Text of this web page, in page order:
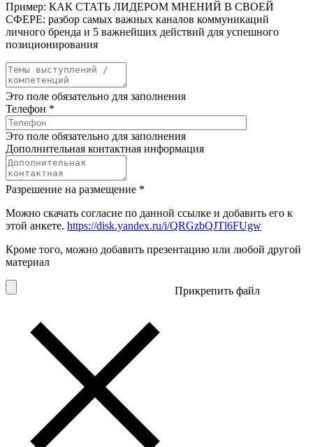
Пример: КАК СТАТЬ ЛИДЕРОМ МНЕНИЙ В СВОЕЙ
СФЕРЕ: разбор самых важных каналов коммуникаций
личного бренда и 5 важнейших действий для успешного
позиционирования
Это поле обязательно для заполнения
Телефон *
Это поле обязательно для заполнения
Дополнительная контактная информация
Разрешение на размещение *
Можно скачать согласие по данной ссылке и добавить его к
этой анкете. https://disk.yandex.ru/i/QRGzbQJTl6FUgw
Кроме того, можно добавить презентацию или любой другой
материал
Прикрепить файл